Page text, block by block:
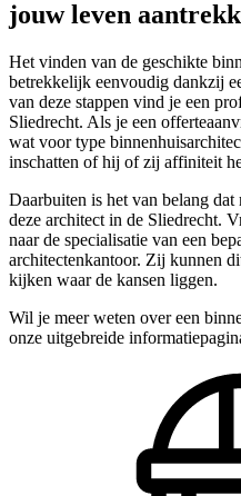
jouw leven
Het vinden van de geschikte
betrekkelijk eenvoudig dankzij
van deze stappen vind je een
Sliedrecht. Als je een
wat voor type
inschatten of hij of zij affiniteit
Daarbuiten is het van belang
deze architect in de Sliedrecht.
naar de specialisatie van een
architectenkantoor. Zij kunnen
kijken waar de kansen liggen.
Wil je meer weten over een
onze uitgebreide